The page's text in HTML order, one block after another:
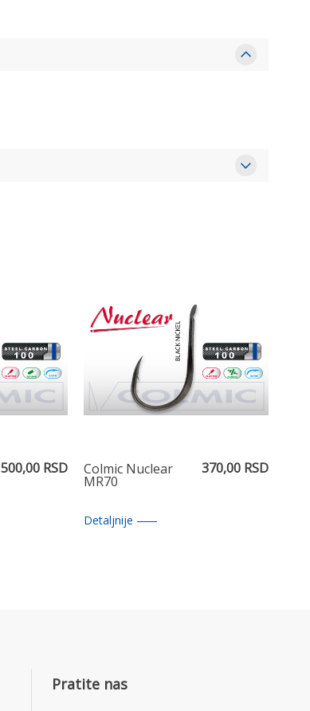
500,00 RSD Colmic Nuclear
MR70
370,00 RSD
Detaljnije
Pratite nas